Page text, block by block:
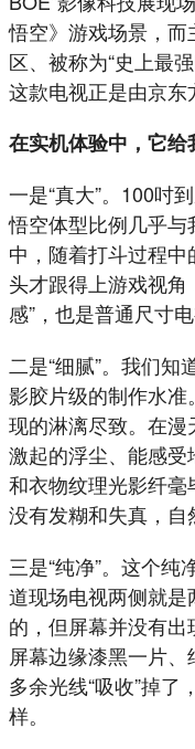
悟空》游戏场景，
区、被称为“史上最
这款电视正是由京东
在实机体验中，它给
一是“真大”。100吋
悟空体型比例几乎
中，随着打斗过程
头才跟得上游戏视角
感”，也是普通尺寸
二是“细腻”。我们
影胶片级的制作水
现的淋漓尽致。在
激起的浮尘、能感
和衣物纹理光影纤
没有发糊和失真，自
三是“纯净”。这个
道现场电视两侧就
的，但屏幕并没有
屏幕边缘漆黑一片
多余光线“吸收”掉
样。